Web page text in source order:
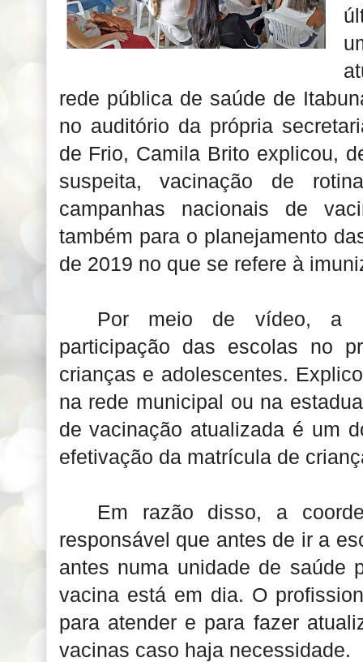
rede pública de saúde de
no auditório da própria
de Frio, Camila Brito explicou,
suspeita, vacinação de
campanhas nacionais de
também para o planejamento
de 2019 no que se refere à
Por meio de vídeo, a
participação das escolas no
crianças e adolescentes.
na rede municipal ou na
de vacinação atualizada é um
efetivação da matrícula de
Em razão disso, a
responsável que antes de ir a
antes numa unidade de saúde
vacina está em dia. O
para atender e para fazer
vacinas caso haja necessidade.